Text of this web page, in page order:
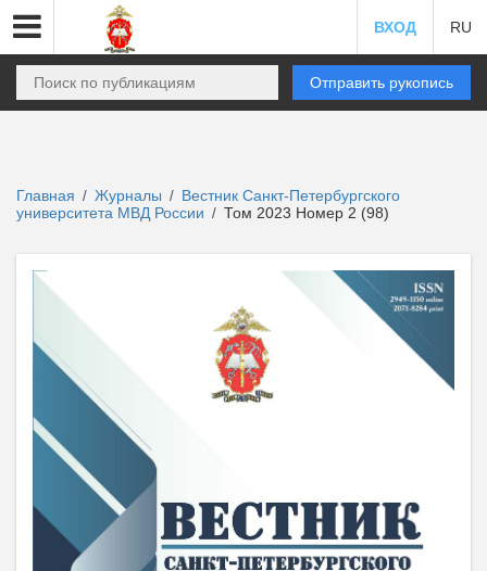
ВХОД RU
Отправить рукопись
Главная / Журналы / Вестник Санкт-Петербургского
университета МВД России / Том 2023 Номер 2 (98)